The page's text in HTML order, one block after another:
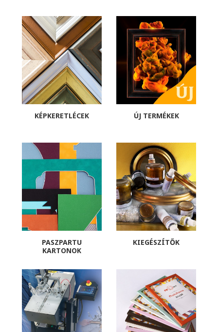
KÉPKERETLÉCEK ÚJ TERMÉKEK
PASZPARTU
KARTONOK
KIEGÉSZÍTŐK